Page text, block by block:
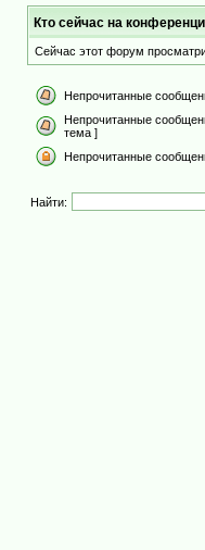
Кто сейчас на
Сейчас этот форум
Непрочитанные
Непрочитанные
тема ]
Непрочитанные
Найти: